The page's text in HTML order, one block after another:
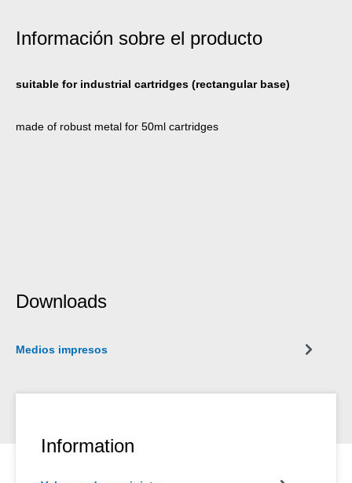
Información sobre el producto
suitable for industrial cartridges (rectangular base)
made of robust metal for 50ml cartridges
Downloads
Medios impresos
Information